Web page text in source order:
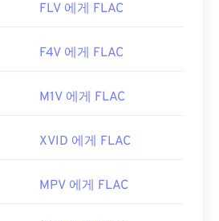
FLV 에게 FLAC
F4V 에게 FLAC
M1V 에게 FLAC
XVID 에게 FLAC
MPV 에게 FLAC